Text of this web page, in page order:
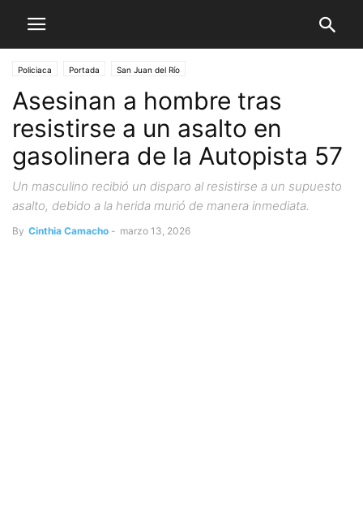
Policiaca Portada San Juan del Río
Asesinan a hombre tras
resistirse a un asalto en
gasolinera de la Autopista 57
Un masculino recibió un disparo al resistirse a un supuesto
asalto, debido a la herida murió de manera inmediata.
By Cinthia Camacho - marzo 13, 2026